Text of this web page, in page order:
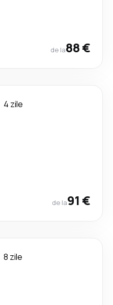
de la88 €
4 zile
de la91 €
8 zile